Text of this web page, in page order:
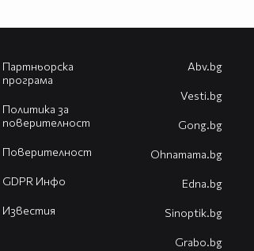
Партньорска
програма
Политика за
поверителност
Поверителност
GDPR Инфо
Известия
Abv.bg
Vesti.bg
Gong.bg
Оhnamama.bg
Edna.bg
Sinoptik.bg
Grabo.bg